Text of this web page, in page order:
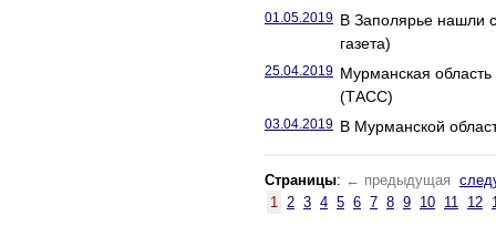
01.05.2019 В Заполярье нашли
газета)
25.04.2019 Мурманская
(ТАСС)
03.04.2019 В Мурманской
Страницы: ← предыдущая
1 2 3 4 5 6 7 8 9 10 11 12